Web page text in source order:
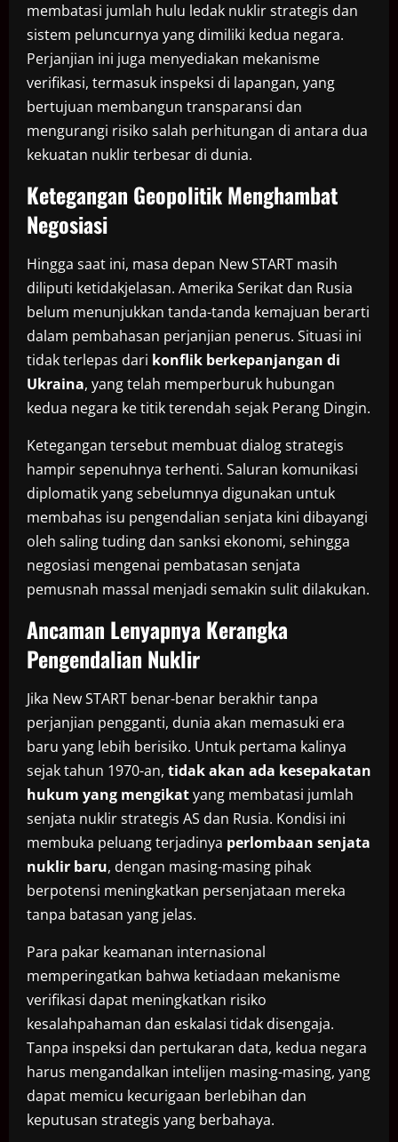
membatasi jumlah hulu ledak nuklir strategis dan
sistem peluncurnya yang dimiliki kedua negara.
Perjanjian ini juga menyediakan mekanisme
verifikasi, termasuk inspeksi di lapangan, yang
bertujuan membangun transparansi dan
mengurangi risiko salah perhitungan di antara dua
kekuatan nuklir terbesar di dunia.
Ketegangan Geopolitik Menghambat
Negosiasi
Hingga saat ini, masa depan New START masih
diliputi ketidakjelasan. Amerika Serikat dan Rusia
belum menunjukkan tanda-tanda kemajuan berarti
dalam pembahasan perjanjian penerus. Situasi ini
tidak terlepas dari konflik berkepanjangan di
Ukraina, yang telah memperburuk hubungan
kedua negara ke titik terendah sejak Perang Dingin.
Ketegangan tersebut membuat dialog strategis
hampir sepenuhnya terhenti. Saluran komunikasi
diplomatik yang sebelumnya digunakan untuk
membahas isu pengendalian senjata kini dibayangi
oleh saling tuding dan sanksi ekonomi, sehingga
negosiasi mengenai pembatasan senjata
pemusnah massal menjadi semakin sulit dilakukan.
Ancaman Lenyapnya Kerangka
Pengendalian Nuklir
Jika New START benar-benar berakhir tanpa
perjanjian pengganti, dunia akan memasuki era
baru yang lebih berisiko. Untuk pertama kalinya
sejak tahun 1970-an, tidak akan ada kesepakatan
hukum yang mengikatyang membatasi jumlah
senjata nuklir strategis AS dan Rusia. Kondisi ini
membuka peluang terjadinya perlombaan senjata
nuklir baru, dengan masing-masing pihak
berpotensi meningkatkan persenjataan mereka
tanpa batasan yang jelas.
Para pakar keamanan internasional
memperingatkan bahwa ketiadaan mekanisme
verifikasi dapat meningkatkan risiko
kesalahpahaman dan eskalasi tidak disengaja.
Tanpa inspeksi dan pertukaran data, kedua negara
harus mengandalkan intelijen masing-masing, yang
dapat memicu kecurigaan berlebihan dan
keputusan strategis yang berbahaya.